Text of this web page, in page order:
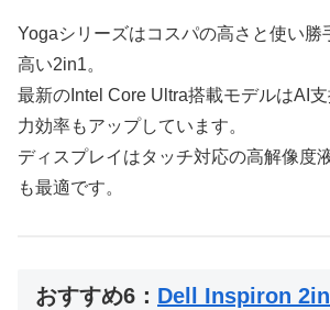
Yogaシリーズはコスパの高さと使い勝
高い2in1。
最新のIntel Core Ultra搭載モデルはAI
力効率もアップしています。
ディスプレイはタッチ対応の高解像度
も最適です。
おすすめ6： Dell Inspiron